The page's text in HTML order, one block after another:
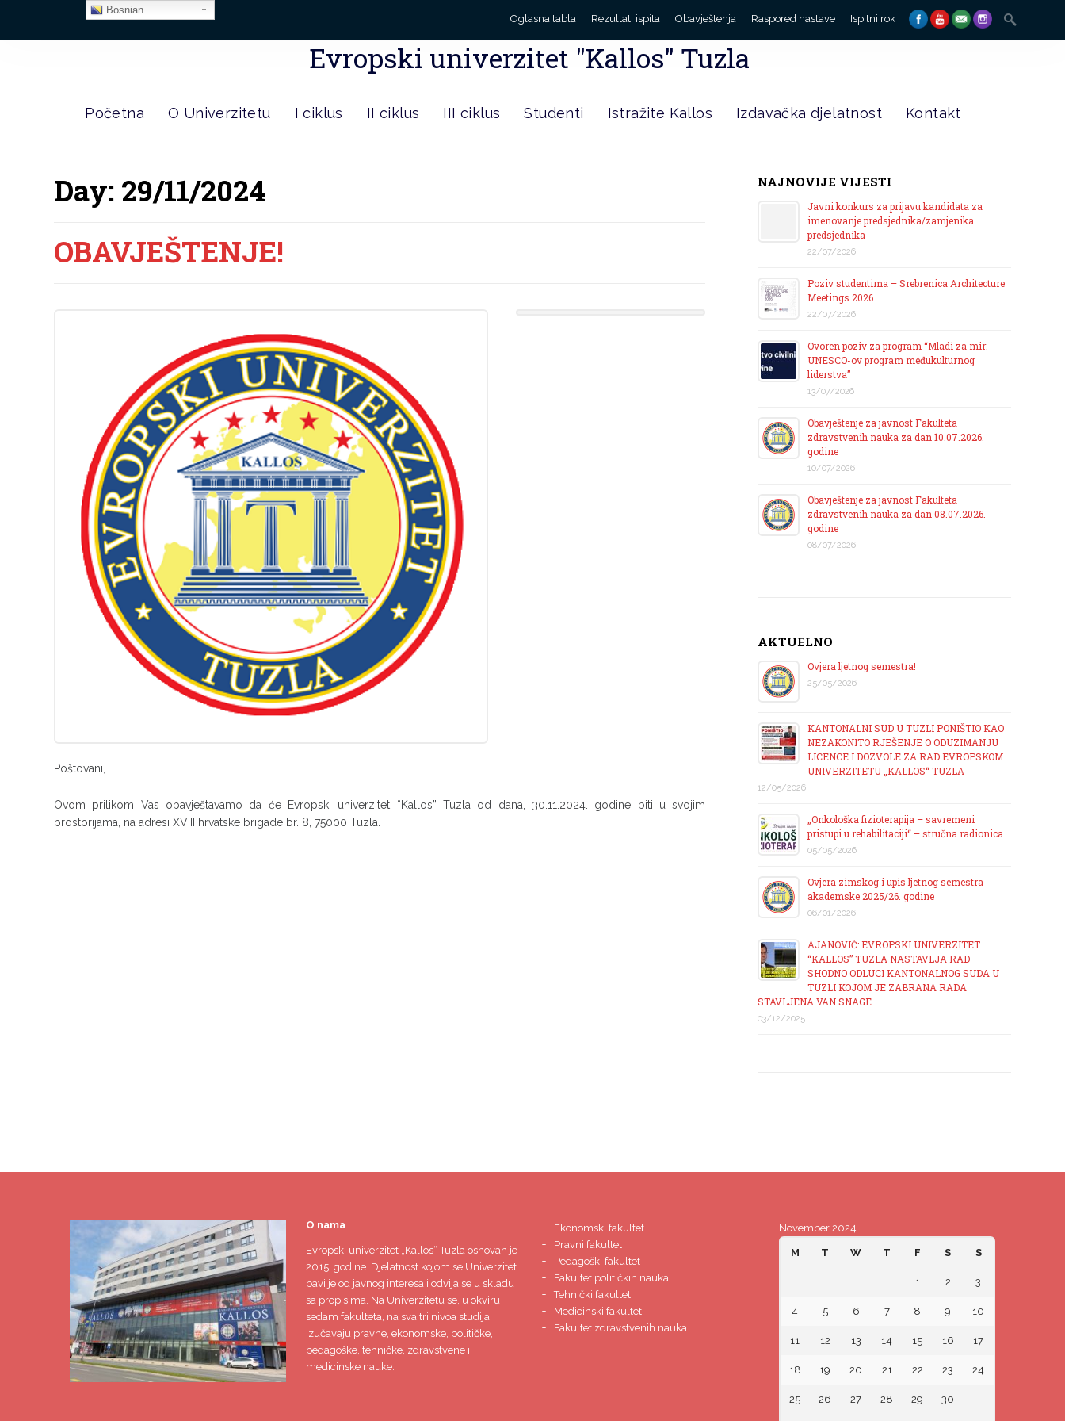
Oglasna tabla Rezultati ispita Obavještenja Raspored nastave Ispitni rok
Search
for:
Evropski univerzitet "Kallos" Tuzla
Početna O Univerzitetu I ciklus II ciklus III ciklus Studenti Istražite Kallos Izdavačka djelatnost Kontakt
Day: 29/11/2024
OBAVJEŠTENJE!
Poštovani,
Ovom prilikom Vas obavještavamo da će Evropski univerzitet “Kallos” Tuzla od dana, 30.11.2024. godine biti u svojim
prostorijama, na adresi XVIII hrvatske brigade br. 8, 75000 Tuzla.
NAJNOVIJE VIJESTI
Javni konkurs za prijavu kandidata za
imenovanje predsjednika/zamjenika
predsjednika
22/07/2026
Poziv studentima – Srebrenica Architecture
Meetings 2026
22/07/2026
Ovoren poziv za program “Mladi za mir:
UNESCO-ov program međukulturnog
liderstva”
13/07/2026
Obavještenje za javnost Fakulteta
zdravstvenih nauka za dan 10.07.2026.
godine
10/07/2026
Obavještenje za javnost Fakulteta
zdravstvenih nauka za dan 08.07.2026.
godine
08/07/2026
AKTUELNO
Ovjera ljetnog semestra!
25/05/2026
KANTONALNI SUD U TUZLI PONIŠTIO KAO
NEZAKONITO RJEŠENJE O ODUZIMANJU
LICENCE I DOZVOLE ZA RAD EVROPSKOM
UNIVERZITETU „KALLOS“ TUZLA
12/05/2026
„Onkološka fizioterapija – savremeni
pristupi u rehabilitaciji“ – stručna radionica
05/05/2026
Ovjera zimskog i upis ljetnog semestra
akademske 2025/26. godine
06/01/2026
AJANOVIĆ: EVROPSKI UNIVERZITET
“KALLOS” TUZLA NASTAVLJA RAD
SHODNO ODLUCI KANTONALNOG SUDA U
TUZLI KOJOM JE ZABRANA RADA
STAVLJENA VAN SNAGE
03/12/2025
O nama
Evropski univerzitet „Kallos“ Tuzlaosnovan je
2015. godine. Djelatnost kojom se Univerzitet
bavi je od javnog interesa i odvija se u skladu
sa propisima. Na Univerzitetu se, u okviru
sedam fakulteta, na sva tri nivoa studija
izučavaju pravne, ekonomske, političke,
pedagoške, tehničke, zdravstvene i
medicinske nauke.
Ekonomski fakultet
Pravni fakultet
Pedagoški fakultet
Fakultet političkih nauka
Tehnički fakultet
Medicinski fakultet
Fakultet zdravstvenih nauka
November 2024
M T W T F S S
1 2 3
4 5 6 7 8 9 10
11 12 13 14 15 16 17
18 19 20 21 22 23 24
25 26 27 28 29 30
Bosnian